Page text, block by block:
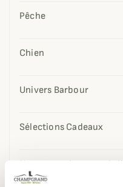
Pêche
Chien
Univers Barbour
Sélections Cadeaux
Nos coups de coeur de